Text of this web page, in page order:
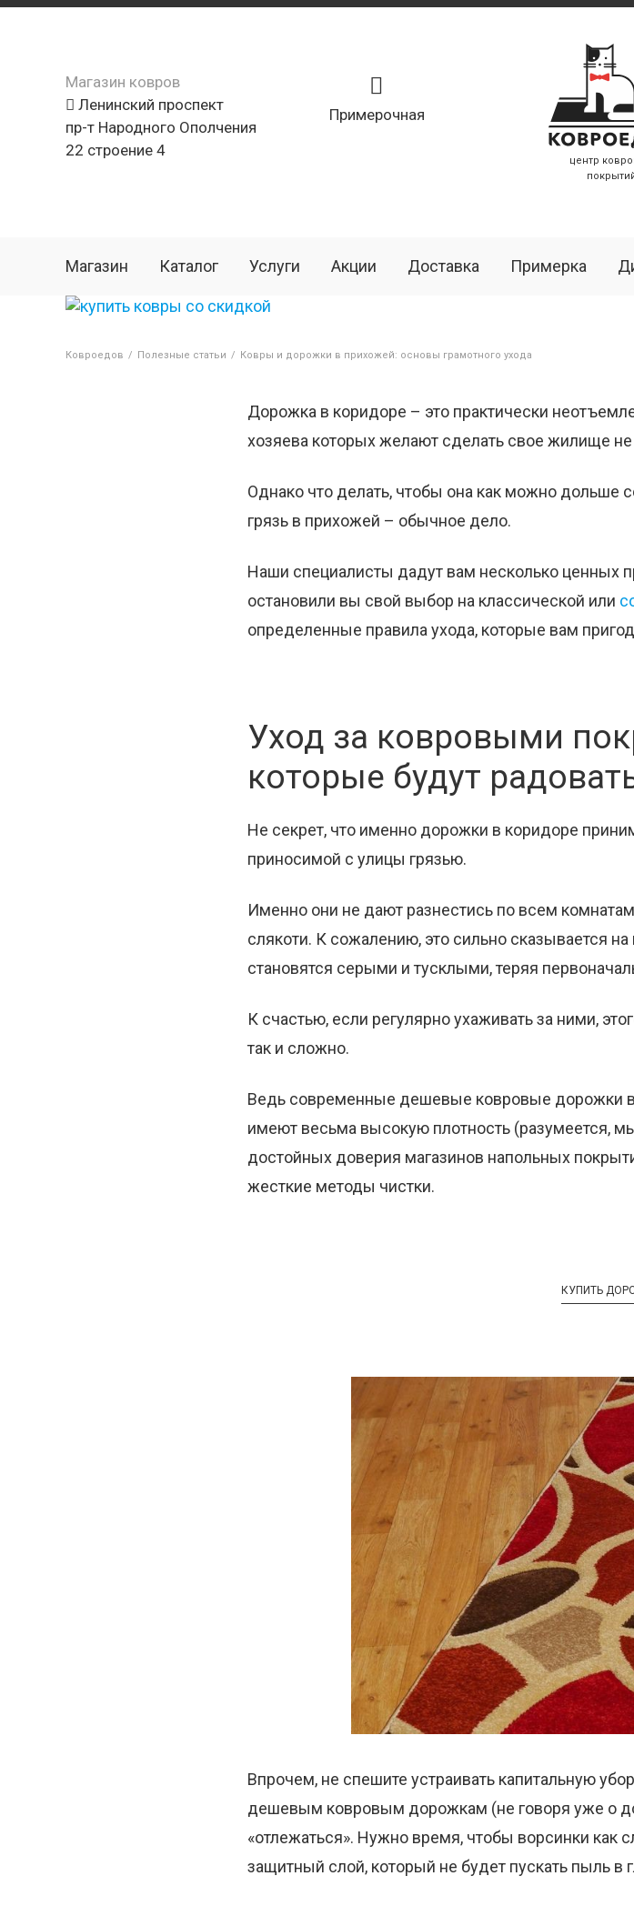
Магазин ковров
Ленинский проспект
пр-т Народного Ополчения
22 строение 4
Примерочная
центр
Магазин Каталог Услуги Акции Доставка Примерка
Ковроедов / Полезные статьи / Ковры и дорожки в прихожей: основы грамотного ухода
Дорожка в коридоре – это практически
хозяева которых желают сделать свое жилище
Однако что делать, чтобы она как можно дольше
грязь в прихожей – обычное дело.
Наши специалисты дадут вам несколько ценных
остановили вы свой выбор на классической или
определенные правила ухода, которые вам
Уход за ковровыми
которые будут
Не секрет, что именно дорожки в коридоре
приносимой с улицы грязью.
Именно они не дают разнестись по всем
слякоти. К сожалению, это сильно сказывается
становятся серыми и тусклыми, теряя
К счастью, если регулярно ухаживать за ними,
так и сложно.
Ведь современные дешевые ковровые дорожки в
имеют весьма высокую плотность (разумеется,
достойных доверия магазинов напольных
жесткие методы чистки.
КУПИТЬ
Впрочем, не спешите устраивать капитальную
дешевым ковровым дорожкам (не говоря уже о
«отлежаться». Нужно время, чтобы ворсинки как
защитный слой, который не будет пускать пыль в